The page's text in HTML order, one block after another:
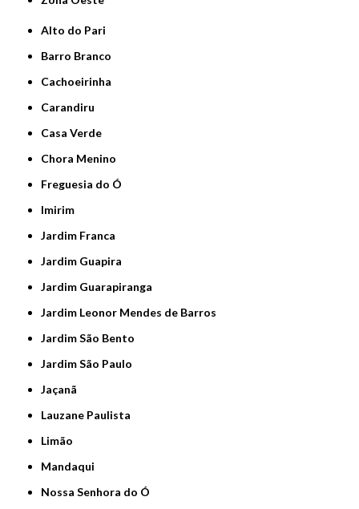
Alto do Pari
Barro Branco
Cachoeirinha
Carandiru
Casa Verde
Chora Menino
Freguesia do Ó
Imirim
Jardim Franca
Jardim Guapira
Jardim Guarapiranga
Jardim Leonor Mendes de Barros
Jardim São Bento
Jardim São Paulo
Jaçanã
Lauzane Paulista
Limão
Mandaqui
Nossa Senhora do Ó